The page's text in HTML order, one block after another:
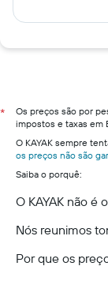
*
Os preços são por
impostos e taxas em
O KAYAK sempre
os preços não são
Saiba o porquê:
O KAYAK não é
Nós reunimos
Por que os